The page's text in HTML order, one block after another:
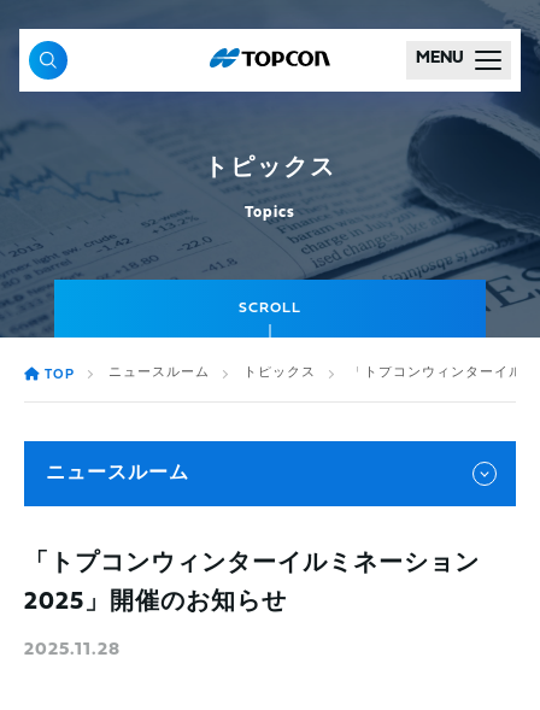
MENU
トピックス
Topics
SCROLL
TOP ニュースルーム トピックス 「トプコンウィンターイル
ニュースルーム
「トプコンウィンターイルミネーション
2025」開催のお知らせ
2025.11.28